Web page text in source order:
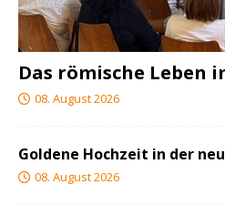
Das römische Leben
08. August 2026
Goldene Hochzeit in der
08. August 2026